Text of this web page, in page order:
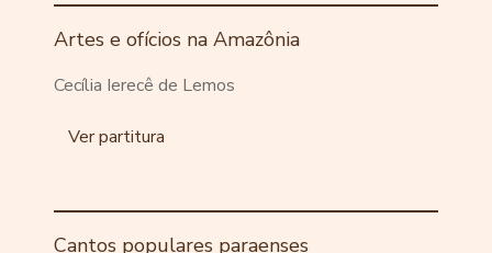
Artes e ofícios na Amazônia
Cecília Ierecê de Lemos
Ver partitura
Cantos populares paraenses